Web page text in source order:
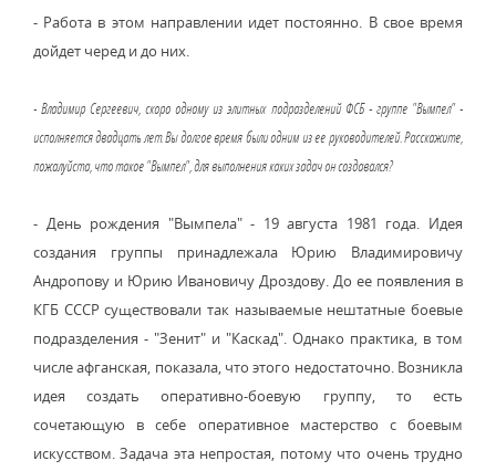
- Работа в этом направлении идет постоянно. В свое время
дойдет черед и до них.
- Владимир Сергеевич, скоро одному из элитных подразделений ФСБ - группе "Вымпел" -
исполняется двадцать лет. Вы долгое время были одним из ее руководителей. Расскажите,
пожалуйста, что такое "Вымпел", для выполнения каких задач он создавался?
- День рождения "Вымпела" - 19 августа 1981 года. Идея
создания группы принадлежала Юрию Владимировичу
Андропову и Юрию Ивановичу Дроздову. До ее появления в
КГБ СССР существовали так называемые нештатные боевые
подразделения - "Зенит" и "Каскад". Однако практика, в том
числе афганская, показала, что этого недостаточно. Возникла
идея создать оперативно-боевую группу, то есть
сочетающую в себе оперативное мастерство с боевым
искусством. Задача эта непростая, потому что очень трудно